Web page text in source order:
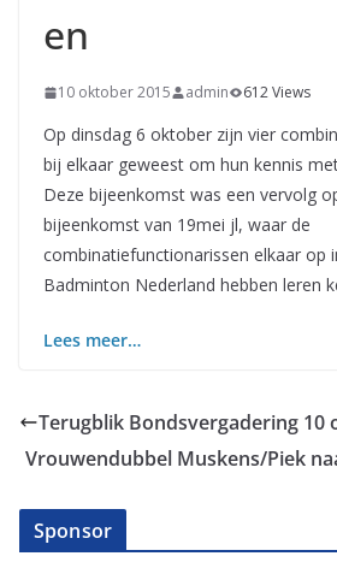
en
10 oktober 2015 admin 612 Views
Op dinsdag 6 oktober zijn vier
bij elkaar geweest om hun kennis
Deze bijeenkomst was een vervolg
bijeenkomst van 19mei jl, waar de
combinatiefunctionarissen elkaar op
Badminton Nederland hebben leren
Lees meer…
Terugblik Bondsvergadering 10
Vrouwendubbel Muskens/Piek
Sponsor